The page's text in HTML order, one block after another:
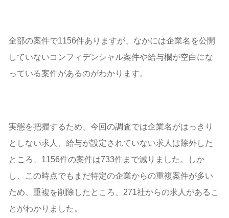
全部の案件で1156件ありますが、なかには企業名を公開
していないコンフィデンシャル案件や給与欄が空白にな
っている案件があるのがわかります。
実態を把握するため、今回の調査では企業名がはっきり
としない求人、給与が設定されていない求人は除外した
ところ、1156件の案件は733件まで減りました。しか
し、この時点でもまだ特定の企業からの重複案件が多い
ため、重複を削除したところ、271社からの求人があるこ
とがわかりました。